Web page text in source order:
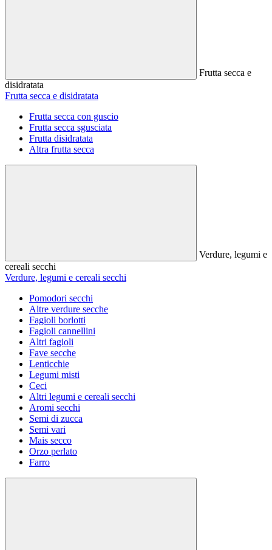
Frutta secca e
disidratata
Frutta secca e disidratata
Frutta secca con guscio
Frutta secca sgusciata
Frutta disidratata
Altra frutta secca
Verdure, legumi e
cereali secchi
Verdure, legumi e cereali secchi
Pomodori secchi
Altre verdure secche
Fagioli borlotti
Fagioli cannellini
Altri fagioli
Fave secche
Lenticchie
Legumi misti
Ceci
Altri legumi e cereali secchi
Aromi secchi
Semi di zucca
Semi vari
Mais secco
Orzo perlato
Farro